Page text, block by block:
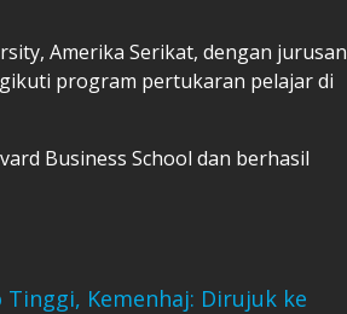
Amerika Serikat, dengan jurusan
program pertukaran pelajar di
Business School dan berhasil
Tinggi, Kemenhaj: Dirujuk ke